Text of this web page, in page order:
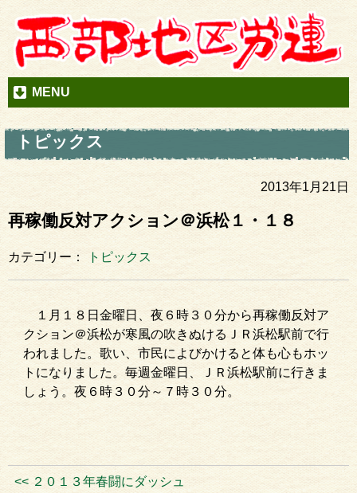
MENU
トピックス
2013年1月21日
再稼働反対アクション＠浜松１・１８
カテゴリー： トピックス
１月１８日金曜日、夜６時３０分から再稼働反対ア
クション＠浜松が寒風の吹きぬけるＪＲ浜松駅前で行
われました。歌い、市民によびかけると体も心もホッ
トになりました。毎週金曜日、ＪＲ浜松駅前に行きま
しょう。夜６時３０分～７時３０分。
<< ２０１３年春闘にダッシュ